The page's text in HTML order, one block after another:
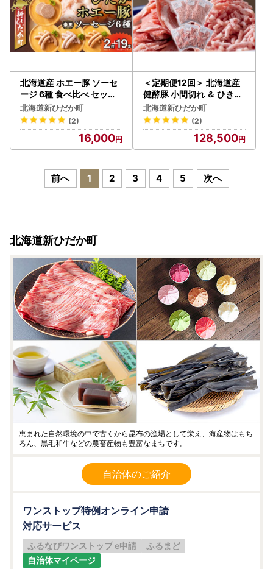
北海道産 ホエー豚 ソーセ
ージ 6種 食べ比べ セット (
2枚＋19本)
北海道新ひだか町
(2)
16,000
＜定期便12回＞ 北海道産
健酵豚 小間切れ ＆ ひき肉
計 1.2kg (全14.4kg)
北海道新ひだか町
(2)
128,500
前へ 1 2 3 4 5 次へ
北海道新ひだか町
恵まれた自然環境の中で古くから昆布の漁場として栄え、海産物はもち
ろん、黒毛和牛などの農畜産物も豊富なまちです。
自治体のご紹介
ワンストップ特例オンライン申請
対応サービス
ふるなびワンストップ e申請
ふるまど
自治体マイページ